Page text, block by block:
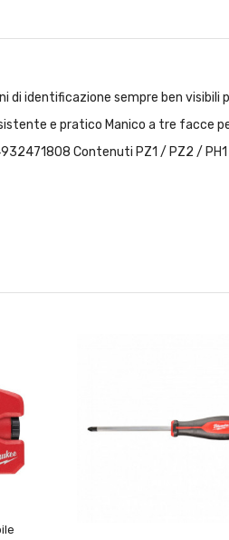
di identificazione sempre ben visibili
e pratico Manico a tre facce
Contenuti PZ1 / PZ2 /